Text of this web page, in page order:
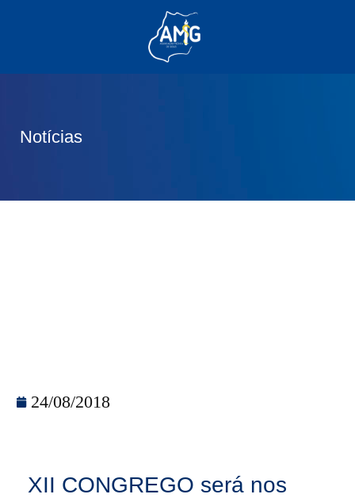
Notícias
24/08/2018
XII CONGREGO será nos